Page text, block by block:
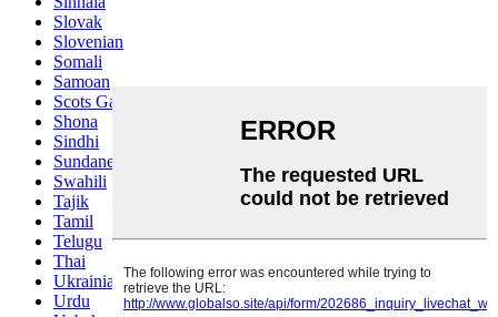
Slovak
Slovenian
Somali
Samoan
Scots Gaelic
Shona
Sindhi
Sundanese
Swahili
Tajik
Tamil
Telugu
Thai
Ukrainian
Urdu